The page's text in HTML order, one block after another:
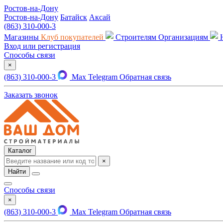
Ростов-на-Дону
Ростов-на-Дону Батайск Аксай
(863) 310-000-3
Магазины Клуб покупателей Строителям Организациям
Вход или регистрация
Способы связи
×
(863) 310-000-3 Max Telegram Обратная связь
Заказать звонок
Каталог
×
Найти
Способы связи
×
(863) 310-000-3 Max Telegram Обратная связь